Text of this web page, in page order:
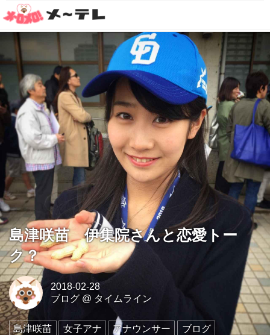
島津咲苗 伊集院さんと恋愛トー
ク？
2018-02-28
ブログ@ タイムライン
島津咲苗 女子アナ アナウンサー
ブログ